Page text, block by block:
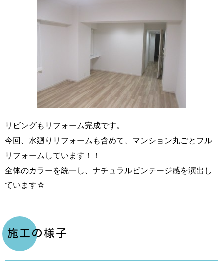
リビングもリフォーム完成です。
今回、水廻りリフォームも含めて、マンション丸ごとフル
リフォームしています！！
全体のカラーを統一し、ナチュラルビンテージ感を演出し
ています☆
施工の様子